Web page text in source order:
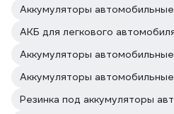
Аккумуляторы
АКБ для легкового
Аккумуляторы
Аккумуляторы
Резинка под аккумуляторы